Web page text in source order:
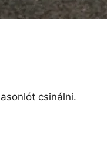
csinálni.